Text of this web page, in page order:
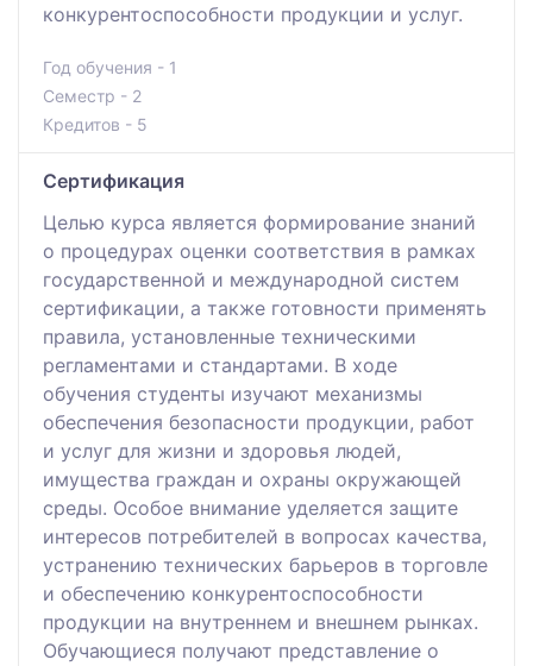
конкурентоспособности продукции и услуг.
Год обучения - 1
Семестр - 2
Кредитов - 5
Сертификация
Целью курса является формирование знаний
о процедурах оценки соответствия в рамках
государственной и международной систем
сертификации, а также готовности применять
правила, установленные техническими
регламентами и стандартами. В ходе
обучения студенты изучают механизмы
обеспечения безопасности продукции, работ
и услуг для жизни и здоровья людей,
имущества граждан и охраны окружающей
среды. Особое внимание уделяется защите
интересов потребителей в вопросах качества,
устранению технических барьеров в торговле
и обеспечению конкурентоспособности
продукции на внутреннем и внешнем рынках.
Обучающиеся получают представление о